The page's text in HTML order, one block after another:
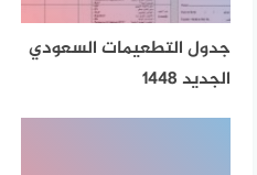
جدول التطعيمات السعودي
الجديد 1448